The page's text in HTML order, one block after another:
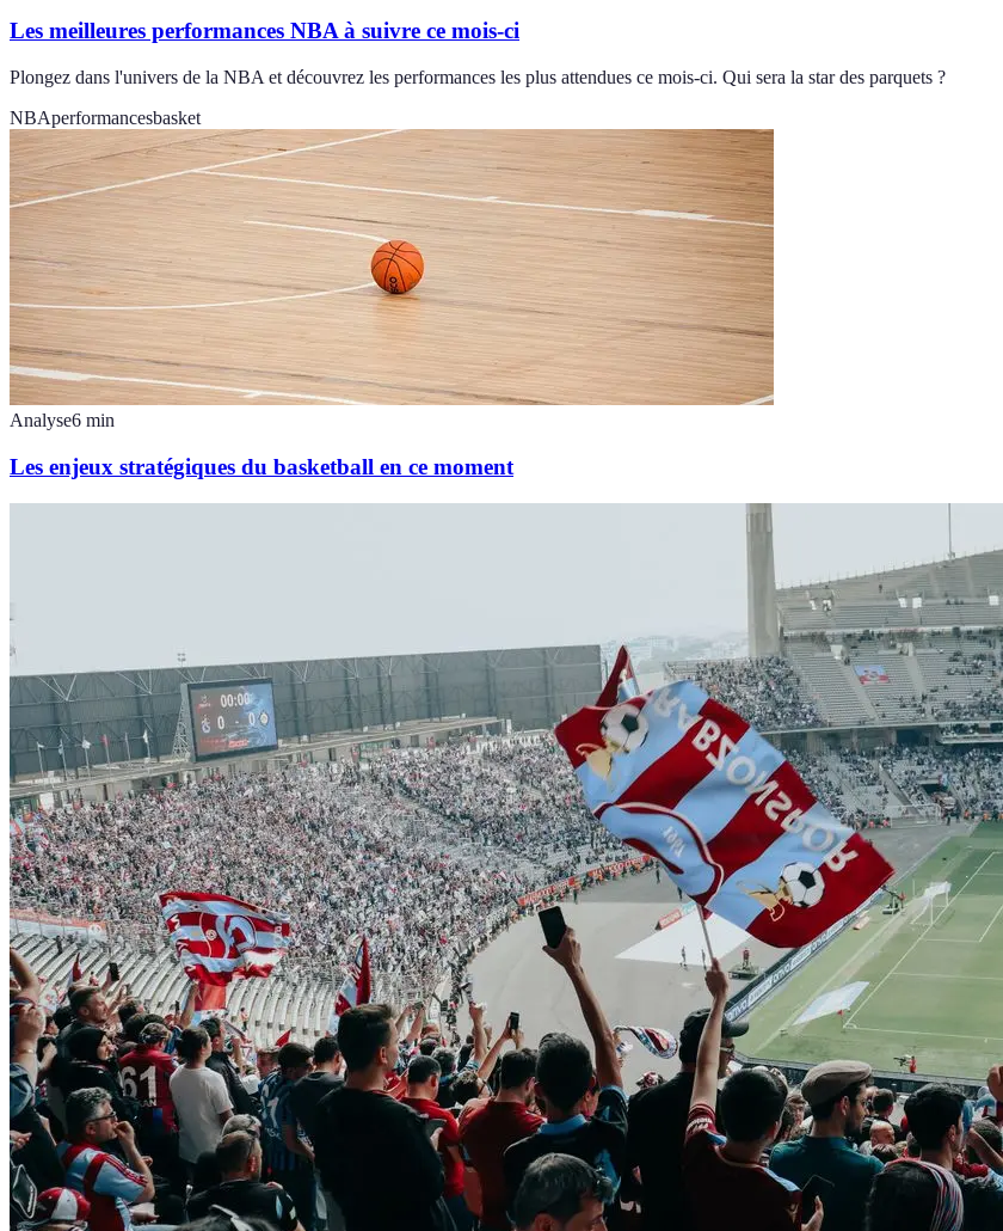
Les meilleures performances NBA à suivre ce mois-ci
Plongez dans l'univers de la NBA et découvrez les performances les plus attendues ce mois-ci. Qui sera la star des parquets ?
NBAperformancesbasket
Analyse6 min
Les enjeux stratégiques du basketball en ce moment